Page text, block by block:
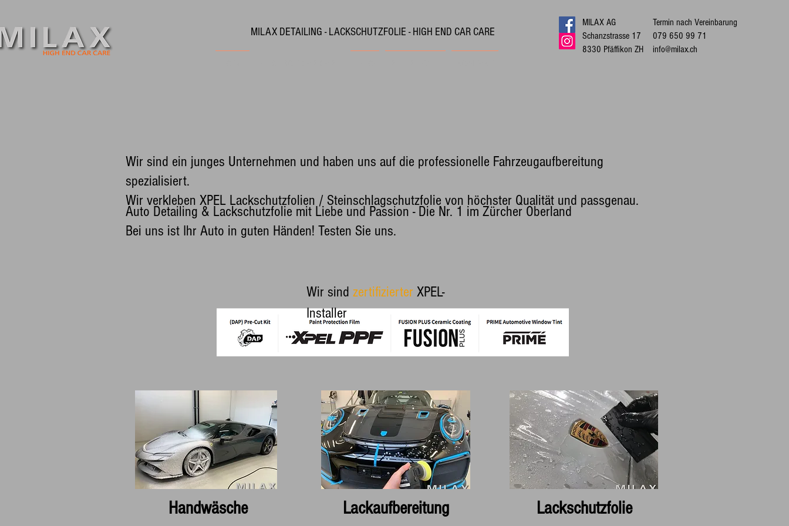
MILAX DETAILING - LACKSCHUTZFOLIE - HIGH END CAR CARE
MILAX AG
Schanzstrasse 17
8330 Pfäffikon ZH
Termin nach Vereinbarung
079 650 99 71
info@milax.ch
Auto Detailing & Lackschutzfolie mit Liebe und Passion - Die Nr. 1 im Zürcher Oberland
Bei uns ist Ihr Auto in guten Händen! Testen Sie uns.
Wir sind ein junges Unternehmen und haben uns auf die professionelle Fahrzeugaufbereitung
spezialisiert.
Wir verkleben XPEL Lackschutzfolien / Steinschlagschutzfolie von höchster Qualität und passgenau.
Wir sind zertifizierter XPEL-
Installer
Handwäsche Lackaufbereitung Lackschutzfolie